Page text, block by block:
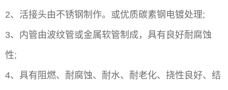
2、活接头由不锈钢制作。或优质碳素钢电镀处理;
3、内管由波纹管或金属软管制成，具有良好耐腐蚀
性;
4、具有阻燃、耐腐蚀、耐水、耐老化、挠性良好、结